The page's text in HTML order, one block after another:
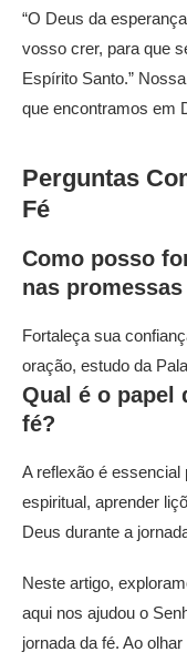
“O Deus da
vosso crer, para que
Espírito Santo.”
que encontramos em
Perguntas
Fé
Como posso
nas
Fortaleça sua
oração, estudo da
Qual é o papel
fé?
A reflexão é
espiritual, aprender
Deus durante a
Neste artigo,
aqui nos ajudou o
jornada da fé. Ao